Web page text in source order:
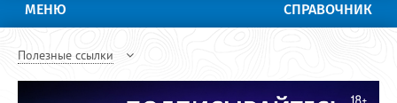
МЕНЮ СПРАВОЧНИК
Полезные ссылки